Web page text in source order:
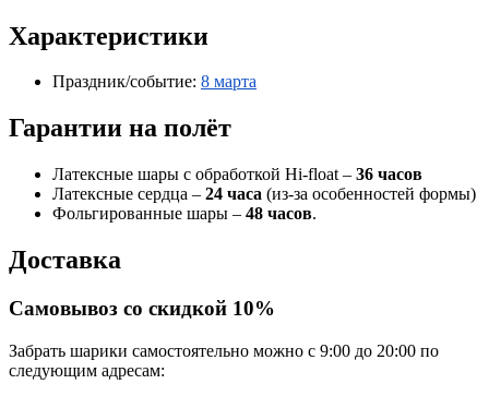
Характеристики
Праздник/событие: 8 марта
Гарантии на полёт
Латексные шары с обработкой Hi-float – 36 часов
Латексные сердца – 24 часа (из-за особенностей формы)
Фольгированные шары – 48 часов.
Доставка
Самовывоз со скидкой 10%
Забрать шарики самостоятельно можно с 9:00 до 20:00 по
следующим адресам: